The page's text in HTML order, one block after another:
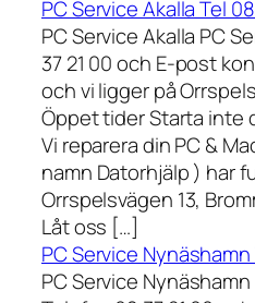
PC Service Akalla Tel
PC Service Akalla PC
37 21 00 och E-post
och vi ligger på
Öppet tider Starta inte
Vi reparera din PC &
namn Datorhjälp ) har
Orrspelsvägen 13,
Låt oss […]
PC Service Nynäshamn
PC Service